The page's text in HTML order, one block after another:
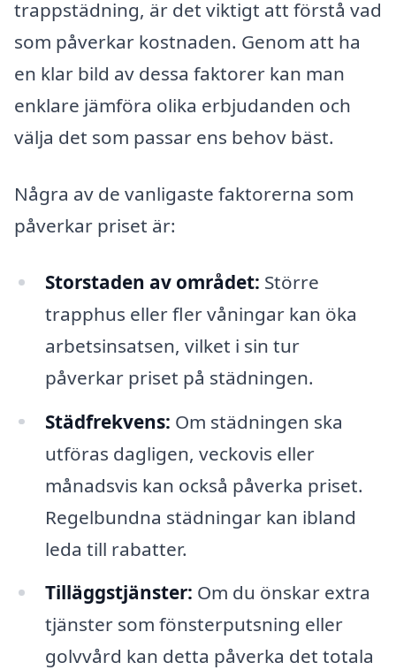
trappstädning, är det viktigt att förstå vad
som påverkar kostnaden. Genom att ha
en klar bild av dessa faktorer kan man
enklare jämföra olika erbjudanden och
välja det som passar ens behov bäst.
Några av de vanligaste faktorerna som
påverkar priset är:
Storstaden av området: Större
trapphus eller fler våningar kan öka
arbetsinsatsen, vilket i sin tur
påverkar priset på städningen.
Städfrekvens: Om städningen ska
utföras dagligen, veckovis eller
månadsvis kan också påverka priset.
Regelbundna städningar kan ibland
leda till rabatter.
Tilläggstjänster: Om du önskar extra
tjänster som fönsterputsning eller
golvvård kan detta påverka det totala